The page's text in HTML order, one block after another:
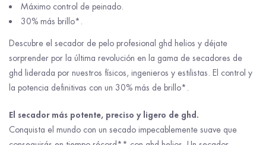
Máximo control de peinado.
30% más brillo*.
Descubre el secador de pelo profesional ghd helios y déjate
sorprender por la última revolución en la gama de secadores de
ghd liderada por nuestros físicos, ingenieros y estilistas. El control y
la potencia definitivas con un 30% más de brillo*.
El secador más potente, preciso y ligero de ghd.
Conquista el mundo con un secado impecablemente suave que